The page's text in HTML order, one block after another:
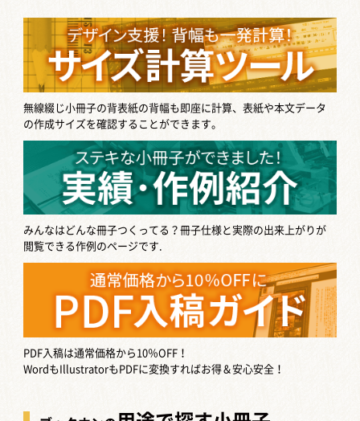
無線綴じ小冊子の背表紙の背幅も即座に計算、表紙や本文データ
の作成サイズを確認することができます。
みんなはどんな冊子つくってる？冊子仕様と実際の出来上がりが
閲覧できる作例のページです.
PDF入稿は通常価格から10％OFF！
WordもIllustratorもPDFに変換すればお得＆安心安全！